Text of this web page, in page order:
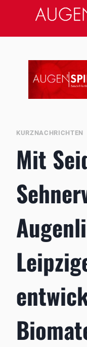
springen
KURZNACHRICHTEN
Mit